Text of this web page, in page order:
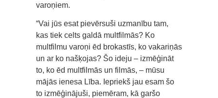
varoņiem.
“Vai jūs esat pievērsuši uzmanību tam,
kas tiek celts galdā multfilmās? Ko
multfilmu varoņi ēd brokastīs, ko vakariņās
un ar ko našķojas? Šo ideju – izmēģināt
to, ko ēd multfilmās un filmās, – mūsu
mājās ienesa Lība. Iepriekš jau esam šo
to izmēģinājuši, piemēram, kā garšo